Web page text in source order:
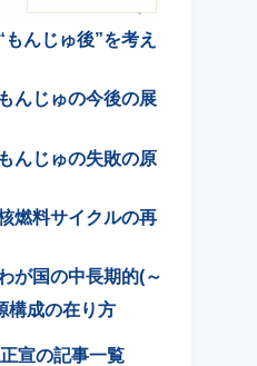
もんじゅ後”を考え
もんじゅの今後の展
もんじゅの失敗の原
燃料サイクルの再
が国の中長期的(～
構成の在り方
宣の記事一覧